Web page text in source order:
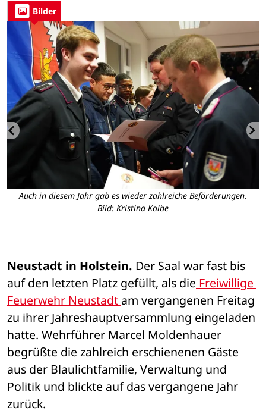
Bilder
Auch in diesem Jahr gab es wieder zahlreiche Beförderungen.
Bild: Kristina Kolbe
Neustadt in Holstein. Der Saal war fast bis
auf den letzten Platz gefüllt, als die Freiwillige
Feuerwehr Neustadt am vergangenen Freitag
zu ihrer Jahreshauptversammlung eingeladen
hatte. Wehrführer Marcel Moldenhauer
begrüßte die zahlreich erschienenen Gäste
aus der Blaulichtfamilie, Verwaltung und
Politik und blickte auf das vergangene Jahr
zurück.